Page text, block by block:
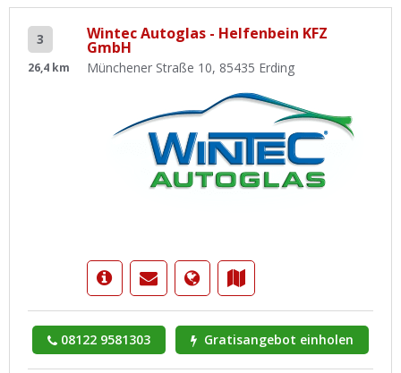
3
26,4 km
Wintec Autoglas - Helfenbein KFZ
GmbH
Münchener Straße 10, 85435 Erding
08122 9581303 Gratisangebot einholen